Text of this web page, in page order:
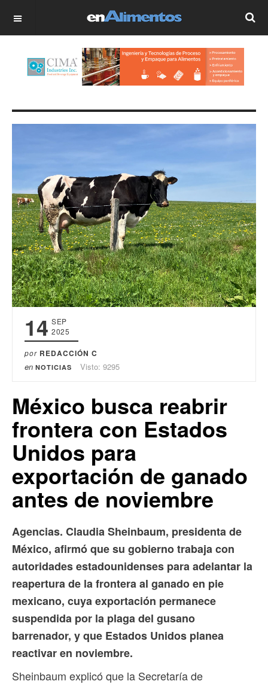
OFF CANVAS
14 SEP
2025
por REDACCIÓN C
en NOTICIAS Visto: 9295
México busca reabrir
frontera con Estados
Unidos para
exportación de ganado
antes de noviembre
Agencias. Claudia Sheinbaum, presidenta de
México, afirmó que su gobierno trabaja con
autoridades estadounidenses para adelantar la
reapertura de la frontera al ganado en pie
mexicano, cuya exportación permanece
suspendida por la plaga del gusano
barrenador, y que Estados Unidos planea
reactivar en noviembre.
Sheinbaum explicó que la Secretaría de